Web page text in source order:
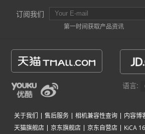
订阅我们
第一时间获取产品资讯
语言:
关于我们 售后服务 相机兼容性查询 内容博
天猫旗舰店
京东旗舰店 京东自营店
KiCA